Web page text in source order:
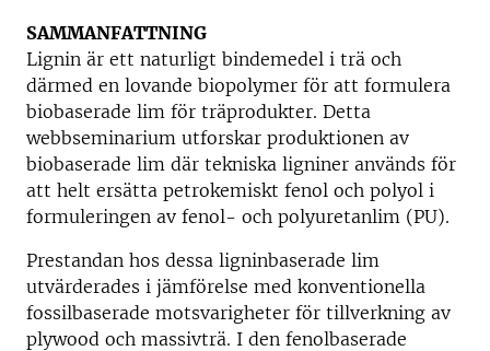
SAMMANFATTNING
Lignin är ett naturligt bindemedel i trä och
därmed en lovande biopolymer för att formulera
biobaserade lim för träprodukter. Detta
webbseminarium utforskar produktionen av
biobaserade lim där tekniska ligniner används för
att helt ersätta petrokemiskt fenol och polyol i
formuleringen av fenol- och polyuretanlim (PU).
Prestandan hos dessa ligninbaserade lim
utvärderades i jämförelse med konventionella
fossilbaserade motsvarigheter för tillverkning av
plywood och massivträ. I den fenolbaserade